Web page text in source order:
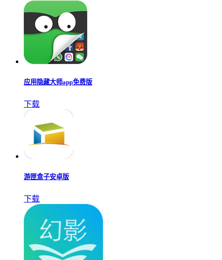
应用隐藏大师app免费版
下载
游匣盒子安卓版
下载